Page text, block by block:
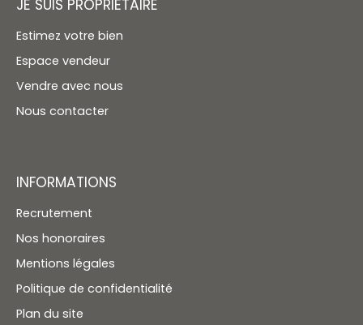
JE SUIS PROPRIÉTAIRE
Estimez votre bien
Espace vendeur
Vendre avec nous
Nous contacter
INFORMATIONS
Recrutement
Nos honoraires
Mentions légales
Politique de confidentialité
Plan du site